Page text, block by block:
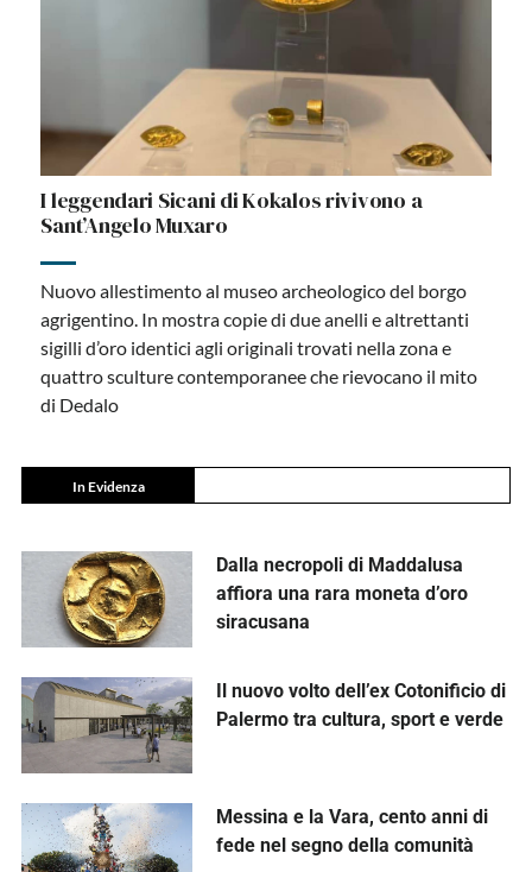
I leggendari Sicani di Kokalos rivivono a
Sant’Angelo Muxaro
Nuovo allestimento al museo archeologico del borgo
agrigentino. In mostra copie di due anelli e altrettanti
sigilli d’oro identici agli originali trovati nella zona e
quattro sculture contemporanee che rievocano il mito
di Dedalo
In Evidenza
Dalla necropoli di Maddalusa
affiora una rara moneta d’oro
siracusana
Il nuovo volto dell’ex Cotonificio di
Palermo tra cultura, sport e verde
Messina e la Vara, cento anni di
fede nel segno della comunità